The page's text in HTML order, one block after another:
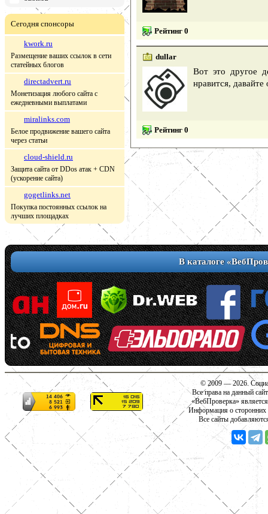
Сегодня спонсоры
kwork.ru
Размещение ваших ссылок в сети
статейных блогов
directadvert.ru
Монетизация любого сайта с
ежедневными выплатами
miralinks.com
Белое продвижение вашего сайта
через статьи
cloud-shield.ru
Защита сайта от DDos атак + CDN
(ускорение сайта)
gogetlinks.net
Покупка постоянных ссылок на
лучших площадках
Рейтинг 0
dullar
Вот это другое
нравится,
Рейтинг 0
В каталоге
© 2009 — 2026.
Все права на данный
«ВебПроверка»
Информация о сторонних
Все сайты